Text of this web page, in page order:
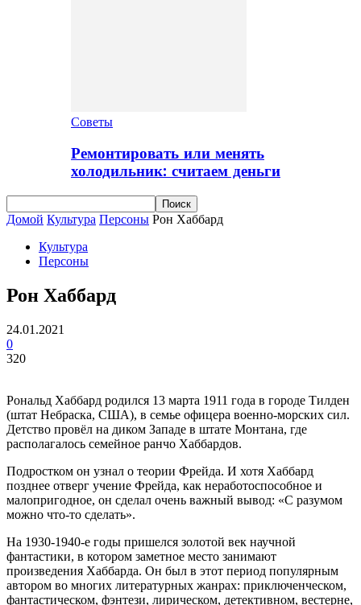
Советы
Ремонтировать или менять
холодильник: считаем деньги
Домой Культура Персоны Рон Хаббард
Культура
Персоны
Рон Хаббард
24.01.2021
0
320
Рональд Хаббард родился 13 марта 1911 года в городе Тилден
(штат Небраска, США), в семье офицера военно-морских сил.
Детство провёл на диком Западе в штате Монтана, где
располагалось семейное ранчо Хаббардов.
Подростком он узнал о теории Фрейда. И хотя Хаббард
позднее отверг учение Фрейда, как неработоспособное и
малопригодное, он сделал очень важный вывод: «С разумом
можно что-то сделать».
На 1930-1940-е годы пришелся золотой век научной
фантастики, в котором заметное место занимают
произведения Хаббарда. Он был в этот период популярным
автором во многих литературных жанрах: приключенческом,
фантастическом, фэнтези, лирическом, детективном, вестерне,